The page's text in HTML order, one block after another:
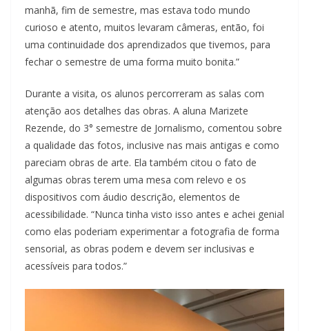
manhã, fim de semestre, mas estava todo mundo
curioso e atento, muitos levaram câmeras, então, foi
uma continuidade dos aprendizados que tivemos, para
fechar o semestre de uma forma muito bonita.”
Durante a visita, os alunos percorreram as salas com
atenção aos detalhes das obras. A aluna Marizete
Rezende, do 3° semestre de Jornalismo, comentou sobre
a qualidade das fotos, inclusive nas mais antigas e como
pareciam obras de arte. Ela também citou o fato de
algumas obras terem uma mesa com relevo e os
dispositivos com áudio descrição, elementos de
acessibilidade. “Nunca tinha visto isso antes e achei genial
como elas poderiam experimentar a fotografia de forma
sensorial, as obras podem e devem ser inclusivas e
acessíveis para todos.”